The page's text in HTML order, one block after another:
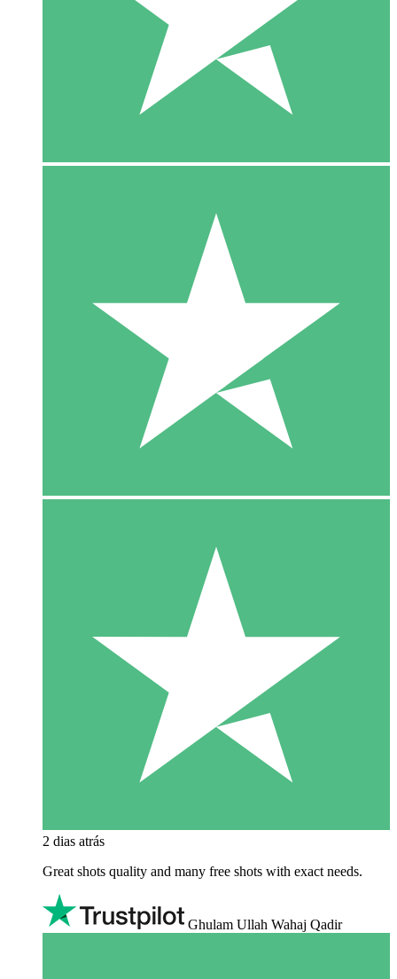
2 dias atrás
Great shots quality and many free shots with exact needs.
Ghulam Ullah Wahaj Qadir